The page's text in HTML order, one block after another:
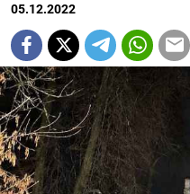
05.12.2022